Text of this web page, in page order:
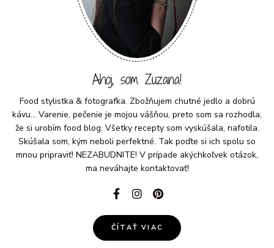
Ahoj, som Zuzana!
Food stylistka & fotografka. Zbožňujem chutné jedlo a dobrú
kávu... Varenie, pečenie je mojou vášňou, preto som sa rozhodla,
že si urobím food blog. Všetky recepty som vyskúšala, nafotila.
Skúšala som, kým neboli perfektné. Tak poďte si ich spolu so
mnou pripraviť! NEZABUDNITE! V prípade akýchkoľvek otázok,
ma neváhajte kontaktovať!
ČÍTAŤ VIAC